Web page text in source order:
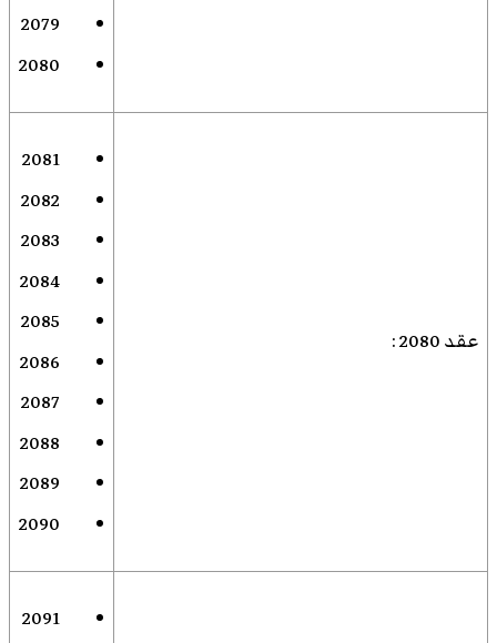
2079
2080
عقد 2080 :
2081
2082
2083
2084
2085
2086
2087
2088
2089
2090
2091